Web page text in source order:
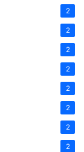
2
2
2
2
2
2
2
2